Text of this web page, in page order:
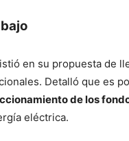
en su propuesta de
Detalló que es
de los
eléctrica.